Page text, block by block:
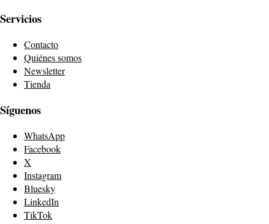
Servicios
Contacto
Quiénes somos
Newsletter
Tienda
Síguenos
WhatsApp
Facebook
X
Instagram
Bluesky
LinkedIn
TikTok